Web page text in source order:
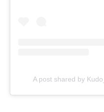
A post shared by